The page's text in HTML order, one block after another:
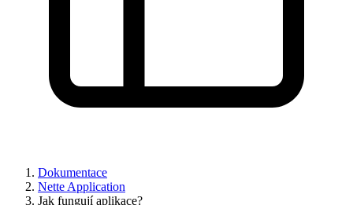
Dokumentace
Nette Application
Jak fungují aplikace?